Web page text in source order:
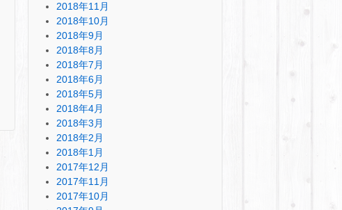
2018年11月
2018年10月
2018年9月
2018年8月
2018年7月
2018年6月
2018年5月
2018年4月
2018年3月
2018年2月
2018年1月
2017年12月
2017年11月
2017年10月